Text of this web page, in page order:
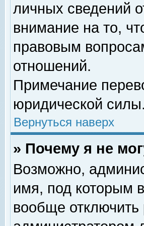
личных сведений
внимание на то,
правовым
отношений.
Примечание
юридической силы.
Вернуться наверх
» Почему я не
Возможно,
имя, под которым
вообще отключить